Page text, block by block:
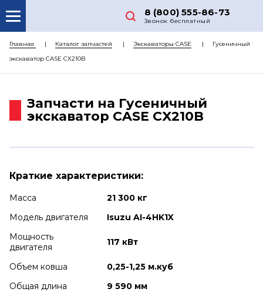
8 (800) 555-86-73
Звонок бесплатный
О НАС
КАТАЛОГ ЗАПЧАСТЕЙ
ДОСТАВКА
Главная Каталог запчастей Экскаваторы CASE
Гусеничный
экскаватор CASE CX210B
Запчасти на Гусеничный
экскаватор CASE CX210B
Краткие характеристики:
Масса
21 300 кг
Модель двигателя
Isuzu AI-4HK1X
Мощность
двигателя
117 кВт
Объем ковша
0,25-1,25 м.куб
Общая длина
9 590 мм